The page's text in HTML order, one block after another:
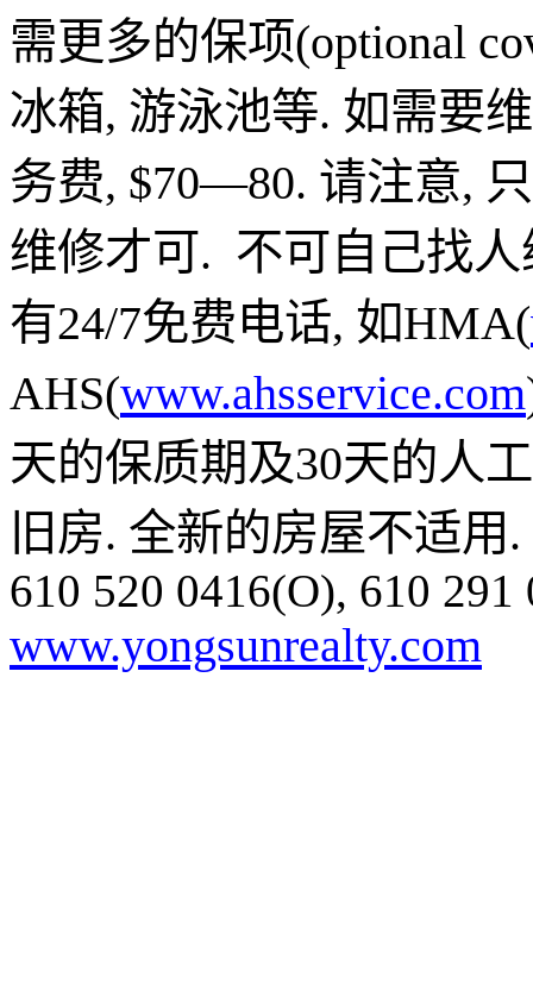
需更多的保项(optional
冰箱, 游泳池等. 如需要
务费, $70—80. 请注意,
维修才可. 不可自己找
有24/7免费电话, 如HMA(
AHS(www.ahsservice.com
天的保质期及30天的人
旧房. 全新的房屋不适用
610 520 0416(O), 610 291
www.yongsunrealty.com